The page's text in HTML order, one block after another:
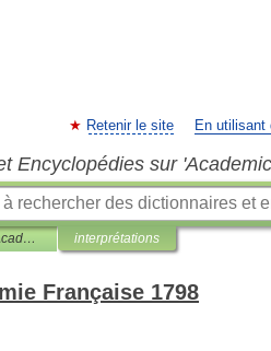
Retenir le site En utilisant
Encyclopédies sur
Dictionnaire de l'Académie Française 1798 interprétations
Française 1798